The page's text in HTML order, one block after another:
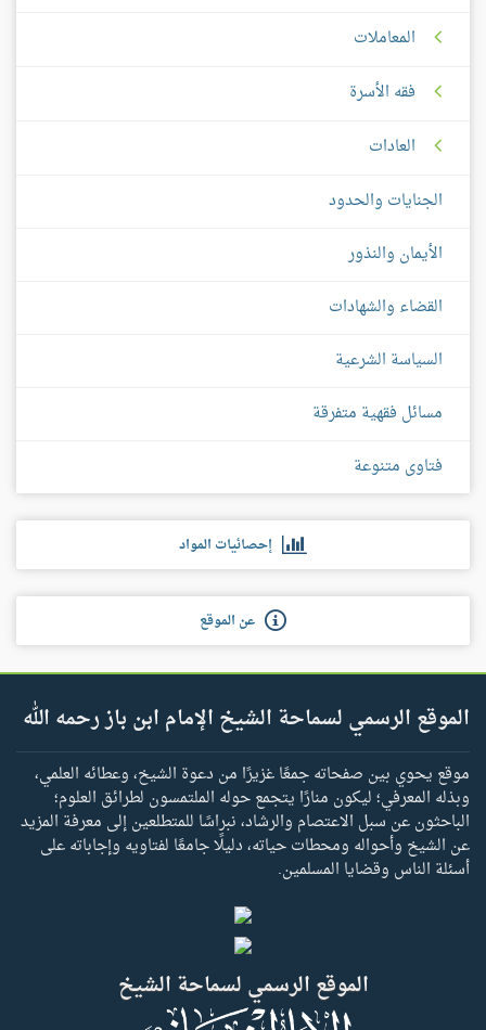
المعاملات
فقه الأسرة
العادات
الجنايات والحدود
الأيمان والنذور
القضاء والشهادات
السياسة الشرعية
مسائل فقهية متفرقة
فتاوى متنوعة
إحصائيات المواد
عن الموقع
الموقع الرسمي لسماحة الشيخ الإمام ابن باز رحمه الله
موقع يحوي بين صفحاته جمعًا غزيرًا من دعوة الشيخ، وعطائه العلمي،
وبذله المعرفي؛ ليكون منارًا يتجمع حوله الملتمسون لطرائق العلوم؛
الباحثون عن سبل الاعتصام والرشاد، نبراسًا للمتطلعين إلى معرفة المزيد
عن الشيخ وأحواله ومحطات حياته، دليلًا جامعًا لفتاويه وإجاباته على
أسئلة الناس وقضايا المسلمين.
الموقع الرسمي لسماحة الشيخ